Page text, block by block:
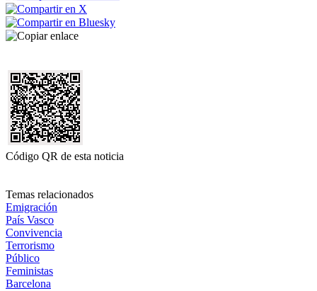
Código QR de esta noticia
Temas relacionados
Emigración
País Vasco
Convivencia
Terrorismo
Público
Feministas
Barcelona